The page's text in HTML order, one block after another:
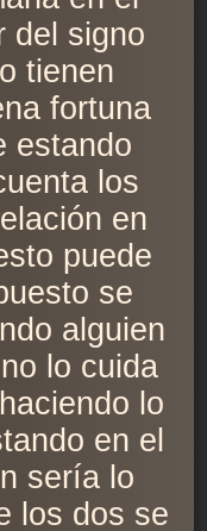
del signo
tienen
fortuna
estando
los
en
puede
se
alguien
lo cuida
lo
en el
sería lo
los dos se